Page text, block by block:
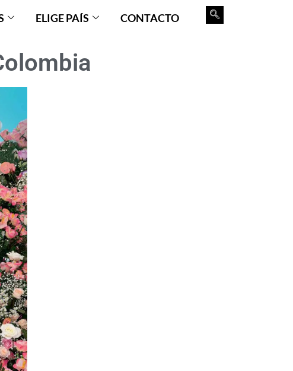
ELIGE PAÍS CONTACTO